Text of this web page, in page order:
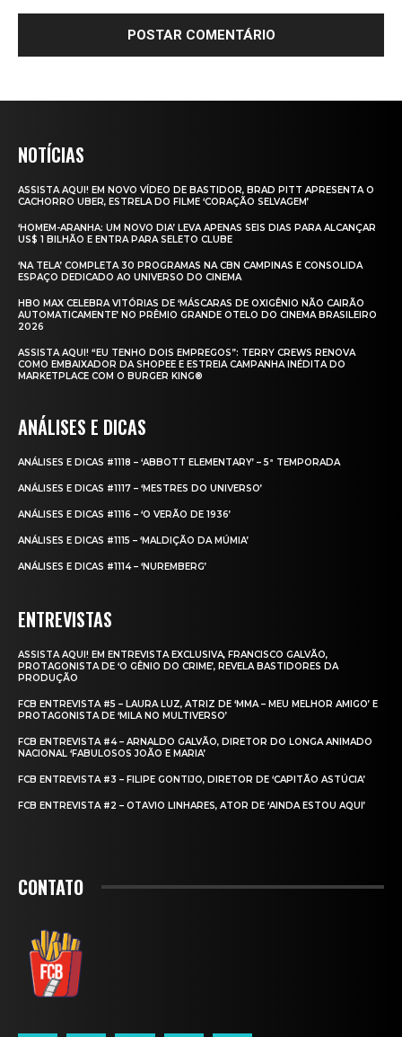
NOTÍCIAS
ASSISTA AQUI! EM NOVO VÍDEO DE BASTIDOR, BRAD PITT APRESENTA O
CACHORRO UBER, ESTRELA DO FILME ‘CORAÇÃO SELVAGEM’
‘HOMEM-ARANHA: UM NOVO DIA’ LEVA APENAS SEIS DIAS PARA ALCANÇAR
US$ 1 BILHÃO E ENTRA PARA SELETO CLUBE
‘NA TELA’ COMPLETA 30 PROGRAMAS NA CBN CAMPINAS E CONSOLIDA
ESPAÇO DEDICADO AO UNIVERSO DO CINEMA
HBO MAX CELEBRA VITÓRIAS DE ‘MÁSCARAS DE OXIGÊNIO NÃO CAIRÃO
AUTOMATICAMENTE’ NO PRÊMIO GRANDE OTELO DO CINEMA BRASILEIRO
2026
ASSISTA AQUI! “EU TENHO DOIS EMPREGOS”: TERRY CREWS RENOVA
COMO EMBAIXADOR DA SHOPEE E ESTREIA CAMPANHA INÉDITA DO
MARKETPLACE COM O BURGER KING®
ANÁLISES E DICAS
ANÁLISES E DICAS #1118 – ‘ABBOTT ELEMENTARY’ – 5ª TEMPORADA
ANÁLISES E DICAS #1117 – ‘MESTRES DO UNIVERSO’
ANÁLISES E DICAS #1116 – ‘O VERÃO DE 1936’
ANÁLISES E DICAS #1115 – ‘MALDIÇÃO DA MÚMIA’
ANÁLISES E DICAS #1114 – ‘NUREMBERG’
ENTREVISTAS
ASSISTA AQUI! EM ENTREVISTA EXCLUSIVA, FRANCISCO GALVÃO,
PROTAGONISTA DE ‘O GÊNIO DO CRIME’, REVELA BASTIDORES DA
PRODUÇÃO
FCB ENTREVISTA #5 – LAURA LUZ, ATRIZ DE ‘MMA – MEU MELHOR AMIGO’ E
PROTAGONISTA DE ‘MILA NO MULTIVERSO’
FCB ENTREVISTA #4 – ARNALDO GALVÃO, DIRETOR DO LONGA ANIMADO
NACIONAL ‘FABULOSOS JOÃO E MARIA’
FCB ENTREVISTA #3 – FILIPE GONTIJO, DIRETOR DE ‘CAPITÃO ASTÚCIA’
FCB ENTREVISTA #2 – OTAVIO LINHARES, ATOR DE ‘AINDA ESTOU AQUI’
CONTATO